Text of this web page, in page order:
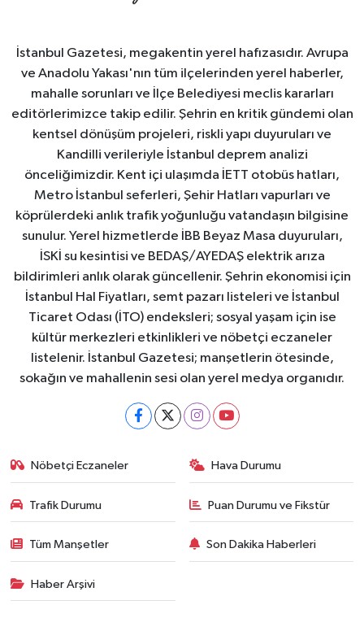
İstanbul Gazetesi, megakentin yerel hafızasıdır. Avrupa
ve Anadolu Yakası'nın tüm ilçelerinden yerel haberler,
mahalle sorunları ve İlçe Belediyesi meclis kararları
editörlerimizce takip edilir. Şehrin en kritik gündemi olan
kentsel dönüşüm projeleri, riskli yapı duyuruları ve
Kandilli verileriyle İstanbul deprem analizi
önceliğimizdir. Kent içi ulaşımda İETT otobüs hatları,
Metro İstanbul seferleri, Şehir Hatları vapurları ve
köprülerdeki anlık trafik yoğunluğu vatandaşın bilgisine
sunulur. Yerel hizmetlerde İBB Beyaz Masa duyuruları,
İSKİ su kesintisi ve BEDAŞ/AYEDAŞ elektrik arıza
bildirimleri anlık olarak güncellenir. Şehrin ekonomisi için
İstanbul Hal Fiyatları, semt pazarı listeleri ve İstanbul
Ticaret Odası (İTO) endeksleri; sosyal yaşam için ise
kültür merkezleri etkinlikleri ve nöbetçi eczaneler
listelenir. İstanbul Gazetesi; manşetlerin ötesinde,
sokağın ve mahallenin sesi olan yerel medya organıdır.
Nöbetçi Eczaneler Hava Durumu
Trafik Durumu Puan Durumu ve Fikstür
Tüm Manşetler Son Dakika Haberleri
Haber Arşivi